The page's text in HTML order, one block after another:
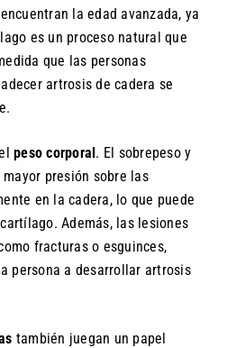
la edad avanzada, ya
es un proceso natural que
que las personas
artrosis de cadera se
peso corporal. El sobrepeso y
presión sobre las
en la cadera, lo que puede
Además, las lesiones
fracturas o esguinces,
persona a desarrollar artrosis
también juegan un papel